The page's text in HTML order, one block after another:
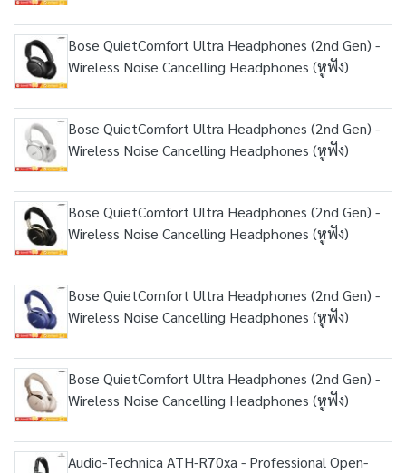
Bose QuietComfort Ultra Headphones (2nd Gen) -
Wireless Noise Cancelling Headphones (หูฟัง)
Bose QuietComfort Ultra Headphones (2nd Gen) -
Wireless Noise Cancelling Headphones (หูฟัง)
Bose QuietComfort Ultra Headphones (2nd Gen) -
Wireless Noise Cancelling Headphones (หูฟัง)
Bose QuietComfort Ultra Headphones (2nd Gen) -
Wireless Noise Cancelling Headphones (หูฟัง)
Bose QuietComfort Ultra Headphones (2nd Gen) -
Wireless Noise Cancelling Headphones (หูฟัง)
Audio-Technica ATH-R70xa - Professional Open-